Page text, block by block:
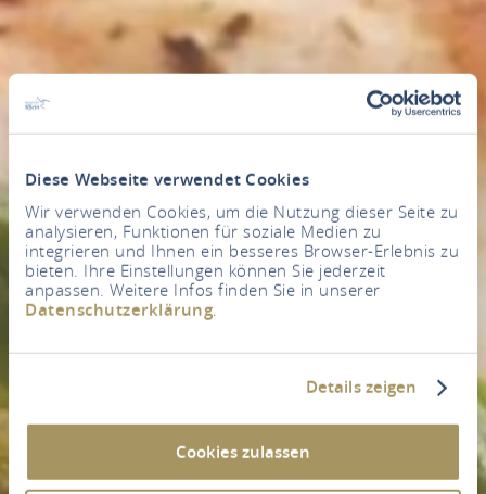
Diese Webseite verwendet Cookies
Wir verwenden Cookies, um die Nutzung dieser Seite zu
analysieren, Funktionen für soziale Medien zu
integrieren und Ihnen ein besseres Browser-Erlebnis zu
bieten. Ihre Einstellungen können Sie jederzeit
anpassen. Weitere Infos finden Sie in unserer
Datenschutzerklärung.
Details zeigen
Cookies zulassen